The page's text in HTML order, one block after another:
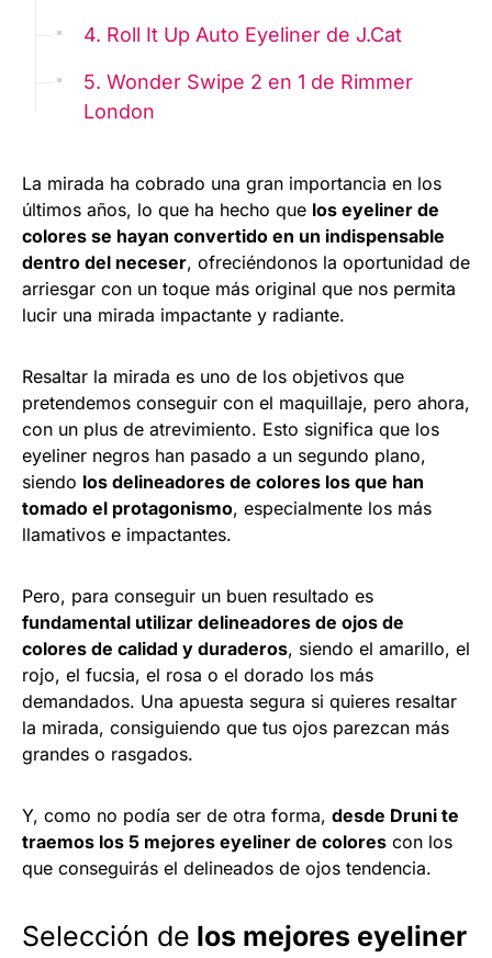
4. Roll It Up Auto Eyeliner de J.Cat
5. Wonder Swipe 2 en 1 de Rimmer
London
La mirada ha cobrado una gran importancia en los
últimos años, lo que ha hecho que los eyeliner de
colores se hayan convertido en un indispensable
dentro del neceser, ofreciéndonos la oportunidad de
arriesgar con un toque más original que nos permita
lucir una mirada impactante y radiante.
Resaltar la mirada es uno de los objetivos que
pretendemos conseguir con el maquillaje, pero ahora,
con un plus de atrevimiento. Esto significa que los
eyeliner negros han pasado a un segundo plano,
siendo los delineadores de colores los que han
tomado el protagonismo, especialmente los más
llamativos e impactantes.
Pero, para conseguir un buen resultado es
fundamental utilizar delineadores de ojos de
colores de calidad y duraderos, siendo el amarillo, el
rojo, el fucsia, el rosa o el dorado los más
demandados. Una apuesta segura si quieres resaltar
la mirada, consiguiendo que tus ojos parezcan más
grandes o rasgados.
Y, como no podía ser de otra forma, desde Druni te
traemos los 5 mejores eyeliner de colores con los
que conseguirás el delineados de ojos tendencia.
Selección de los mejores eyeliner